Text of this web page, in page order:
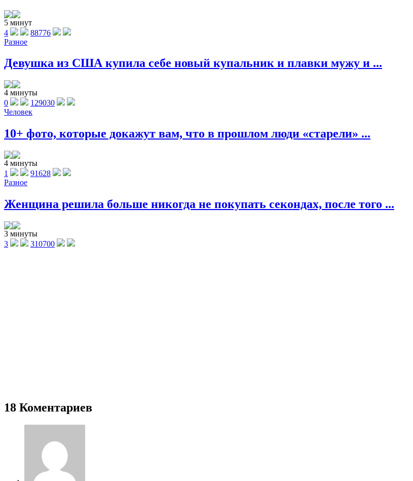
5 минут
4
88776
Разное
Девушка из США купила себе новый купальник и плавки мужу и ...
4 минуты
0
129030
Человек
10+ фото, которые докажут вам, что в прошлом люди «старели» ...
4 минуты
1
91628
Разное
Женщина решила больше никогда не покупать секондах, после того ...
3 минуты
3
310700
18 Коментариев